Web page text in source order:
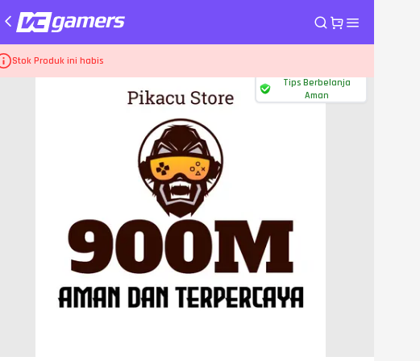
Stok Produk ini habis
Top Up Game Higgs Games Island
Tips Berbelanja
Aman